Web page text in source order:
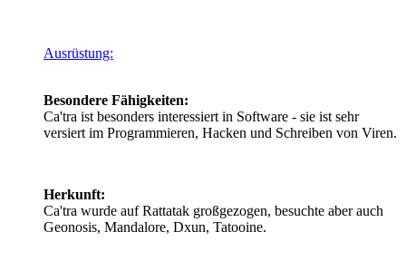
Ausrüstung:
Besondere Fähigkeiten:
Ca'tra ist besonders interessiert in Software - sie ist sehr
versiert im Programmieren, Hacken und Schreiben von Viren.
Herkunft:
Ca'tra wurde auf Rattatak großgezogen, besuchte aber auch
Geonosis, Mandalore, Dxun, Tatooine.